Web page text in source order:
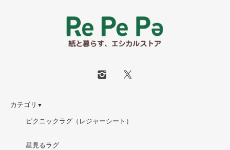
カテゴリ ▼
ピクニックラグ（レジャーシート）
星見るラグ